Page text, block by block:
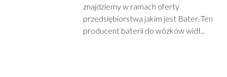
znajdziemy w ramach oferty
przedsiębiorstwa jakim jest Bater. Ten
producent baterii do wózków widł...